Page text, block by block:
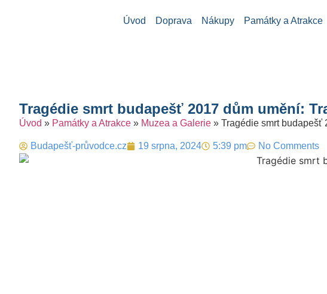
Úvod Doprava Nákupy Památky a Atrakce
Tragédie smrt budapešť 2017 dům umění:
Úvod » Památky a Atrakce » Muzea a Galerie » Tragédie smrt budapešť
Budapešť-průvodce.cz 19 srpna, 2024 5:39 pm No Comments